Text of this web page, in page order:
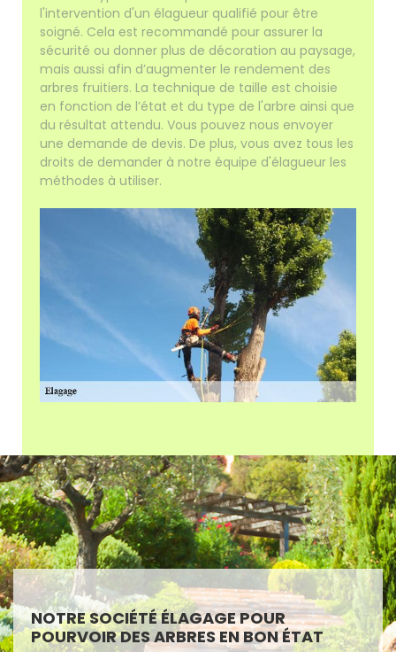
l'intervention d'un élagueur qualifié pour être
soigné. Cela est recommandé pour assurer la
sécurité ou donner plus de décoration au paysage,
mais aussi afin d’augmenter le rendement des
arbres fruitiers. La technique de taille est choisie
en fonction de l’état et du type de l'arbre ainsi que
du résultat attendu. Vous pouvez nous envoyer
une demande de devis. De plus, vous avez tous les
droits de demander à notre équipe d'élagueur les
méthodes à utiliser.
NOTRE SOCIÉTÉ ÉLAGAGE POUR
POURVOIR DES ARBRES EN BON ÉTAT